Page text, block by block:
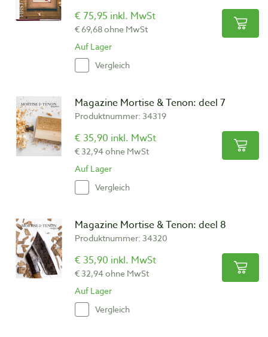
€ 75,95 inkl. MwSt
€ 69,68 ohne MwSt
Auf Lager
Vergleich
Magazine Mortise & Tenon: deel 7
Produktnummer: 34319
€ 35,90 inkl. MwSt
€ 32,94 ohne MwSt
Auf Lager
Vergleich
Magazine Mortise & Tenon: deel 8
Produktnummer: 34320
€ 35,90 inkl. MwSt
€ 32,94 ohne MwSt
Auf Lager
Vergleich